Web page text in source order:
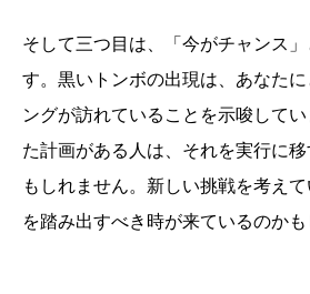
そして三つ目は、「今がチャンス
す。黒いトンボの出現は、あなたに
ングが訪れていることを示唆して
た計画がある人は、それを実行に
もしれません。新しい挑戦を考え
を踏み出すべき時が来ているのかも